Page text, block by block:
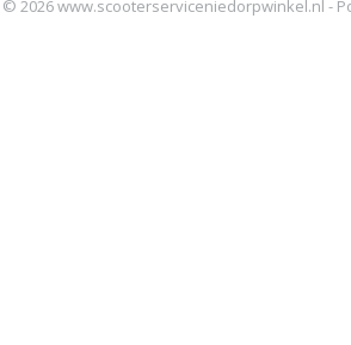
© 2026 www.scooterserviceniedorpwinkel.nl -